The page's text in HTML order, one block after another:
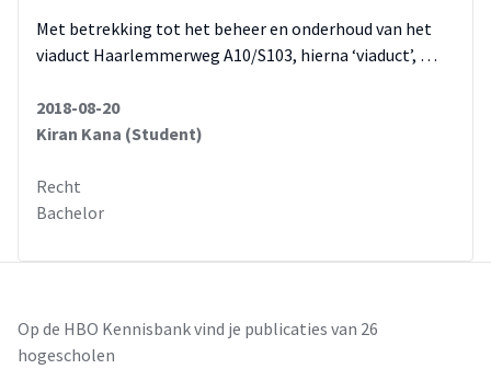
Met betrekking tot het beheer en onderhoud van het
viaduct Haarlemmerweg A10/S103, hierna ‘viaduct’, …
2018-08-20
Kiran Kana (Student)
Recht
Bachelor
Op de HBO Kennisbank vind je publicaties van 26
hogescholen